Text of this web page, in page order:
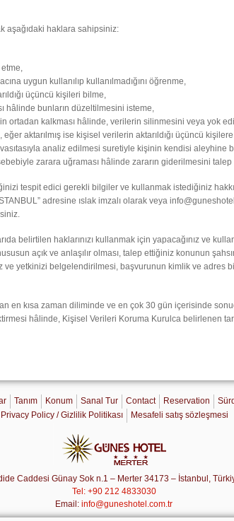
aşağıdaki haklara sahipsiniz:
uygun kullanılıp kullanılmadığını öğrenme,
üçüncü kişileri bilme,
hâlinde bunların düzeltilmesini isteme,
ortadan kalkması hâlinde, verilerin silinmesini veya yok
aktarılmış ise kişisel verilerin aktarıldığı üçüncü
analiz edilmesi suretiyle kişinin kendisi aleyhine
zarara uğraması hâlinde zararın giderilmesini talep
tespit edici gerekli bilgiler ve kullanmak istediğiniz
adresine ıslak imzalı olarak veya
belirtilen haklarınızı kullanmak için yapacağınız ve
açık ve anlaşılır olması, talep ettiğiniz konunun
ve yetkinizi belgelendirilmesi, başvurunun kimlik ve adres
en kısa zaman diliminde ve en çok 30 gün içerisinde
hâlinde, Kişisel Verileri Koruma Kurulca belirlenen
Tanım Konum Sanal Tur Contact Reservation
Privacy Policy / Gizlilik Politikası
Mesafeli satış sözleşmesi
Caddesi Günay Sok n.1 – Merter 34173 – İstanbul,
Tel: +90 212 4833030
Email: info@guneshotel.com.tr